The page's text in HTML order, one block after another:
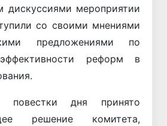
дискуссиями мероприятии
со своими мнениями
предложениями по
реформ в
повестки дня принято
решение комитета,